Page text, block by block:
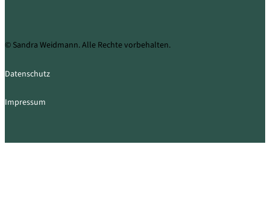
© Sandra Weidmann. Alle Rechte vorbehalten.
Datenschutz
Impressum